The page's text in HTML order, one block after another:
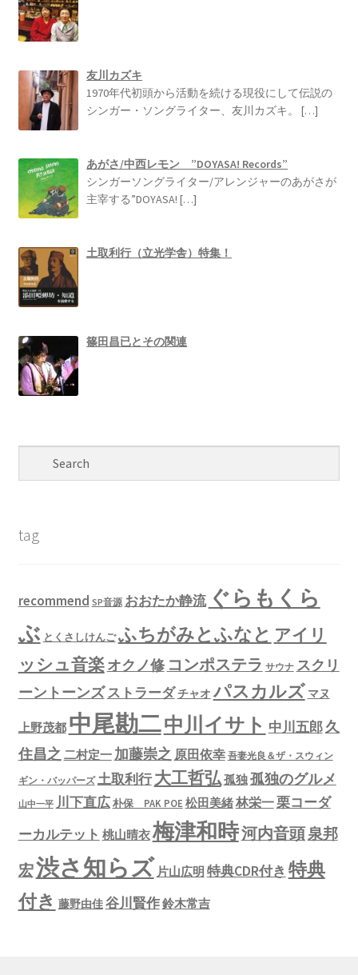
友川カズキ
1970年代初頭から活動を続ける現役にして伝説の
シンガー・ソングライター、友川カズキ。[…]
あがさ/中西レモン ”DOYASA! Records”
シンガーソングライター/アレンジャーのあがさが
主宰する”DOYASA![…]
土取利行（立光学舎）特集！
篠田昌已とその関連
tag
recommend SP音源 おおたか静流 ぐらもくら
ぶ とくさしけんご ふちがみとふなと アイリ
ッシュ音楽オクノ修 コンポステラ サウナ スクリ
ーントーンズストラーダチャオ パスカルズ マヌ
上野茂都 中尾勘二中川イサト 中川五郎久
住昌之 二村定一 加藤崇之 原田依幸 吾妻光良＆ザ・スウィン
ギン・バッパーズ 土取利行大工哲弘孤独孤独のグルメ
山中一平 川下直広 朴保 PAK POE 松田美緒林栄一栗コーダ
ーカルテット 桃山晴衣梅津和時河内音頭泉邦
宏渋さ知らズ 片山広明 特典CDR付き 特典
付き 藤野由佳谷川賢作鈴木常吉